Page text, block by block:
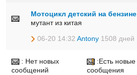
Мотоцикл детский на
мутант из китая
06-20 14:32 Antony 1508 дней
: Нет новых
сообщений
:Есть новые
сообщения